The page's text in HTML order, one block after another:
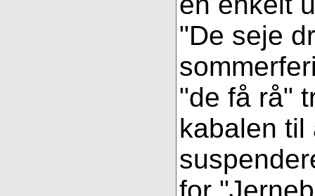
"De seje
"de få rå"
kabalen til